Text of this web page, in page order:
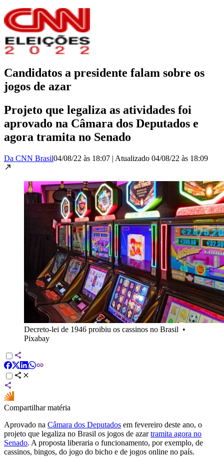
Candidatos a presidente falam sobre os
jogos de azar
Projeto que legaliza as atividades foi
aprovado na Câmara dos Deputados e
agora tramita no Senado
Da CNN Brasil04/08/22 às 18:07 | Atualizado 04/08/22 às 18:09
Decreto-lei de 1946 proibiu os cassinos no Brasil •
Pixabay
Compartilhar matéria
Aprovado na Câmara dos Deputados em fevereiro deste ano, o
projeto que legaliza no Brasil os jogos de azartramita agora no
Senado. A proposta liberaria o funcionamento, por exemplo, de
cassinos, bingos, do jogo do bicho e de jogos online no país.